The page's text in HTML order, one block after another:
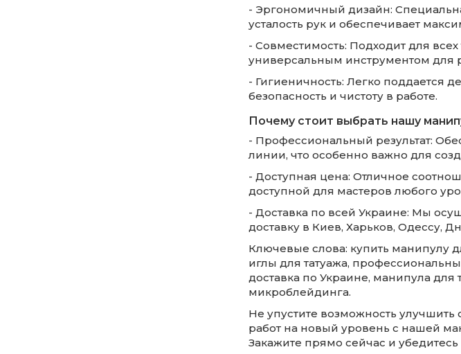
- Эргономичный дизайн:
усталость рук и обеспечивает
- Совместимость: Подходит для
универсальным инструментом для
- Гигиеничность: Легко поддается
безопасность и чистоту в работе.
Почему стоит выбрать нашу
- Профессиональный результат:
линии, что особенно важно для
- Доступная цена: Отличное
доступной для мастеров любого
- Доставка по всей Украине: Мы
доставку в Киев, Харьков, Одессу,
Ключевые слова: купить манипулу
иглы для татуажа,
доставка по Украине, манипула для
микроблейдинга.
Не упустите возможность улучшить
работ на новый уровень с нашей
Закажите прямо сейчас и убедитесь